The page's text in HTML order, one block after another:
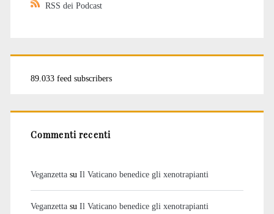
RSS dei Podcast
89.033 feed subscribers
Commenti recenti
Veganzettasu Il Vaticano benedice gli xenotrapianti
Veganzettasu Il Vaticano benedice gli xenotrapianti